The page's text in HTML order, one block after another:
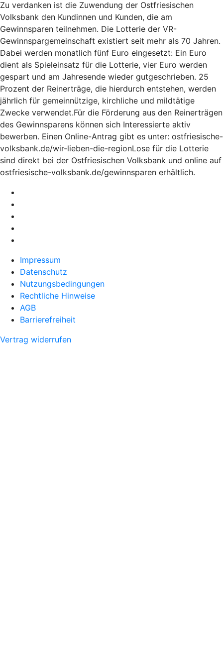
Zu verdanken ist die Zuwendung der Ostfriesischen
Volksbank den Kundinnen und Kunden, die am
Gewinnsparen teilnehmen. Die Lotterie der VR-
Gewinnspargemeinschaft existiert seit mehr als 70 Jahren.
Dabei werden monatlich fünf Euro eingesetzt: Ein Euro
dient als Spieleinsatz für die Lotterie, vier Euro werden
gespart und am Jahresende wieder gutgeschrieben. 25
Prozent der Reinerträge, die hierdurch entstehen, werden
jährlich für gemeinnützige, kirchliche und mildtätige
Zwecke verwendet.Für die Förderung aus den Reinerträgen
des Gewinnsparens können sich Interessierte aktiv
bewerben. Einen Online-Antrag gibt es unter: ostfriesische-
volksbank.de/wir-lieben-die-regionLose für die Lotterie
sind direkt bei der Ostfriesischen Volksbank und online auf
ostfriesische-volksbank.de/gewinnsparen erhältlich.
Impressum
Datenschutz
Nutzungsbedingungen
Rechtliche Hinweise
AGB
Barrierefreiheit
Vertrag widerrufen